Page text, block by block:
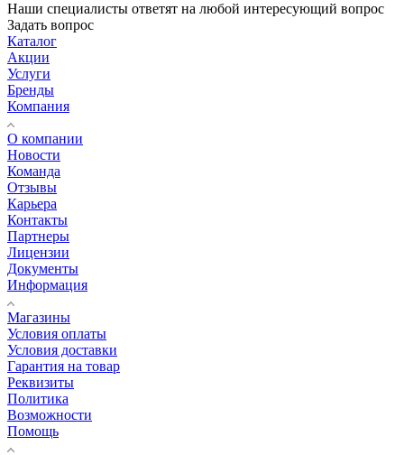
Наши специалисты ответят на любой интересующий вопрос
Задать вопрос
Каталог
Акции
Услуги
Бренды
Компания
О компании
Новости
Команда
Отзывы
Карьера
Контакты
Партнеры
Лицензии
Документы
Информация
Магазины
Условия оплаты
Условия доставки
Гарантия на товар
Реквизиты
Политика
Возможности
Помощь